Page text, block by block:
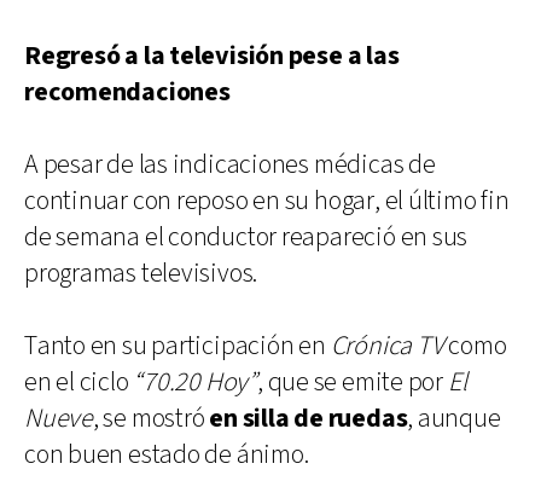
Regresó a la televisión pese a las
recomendaciones
A pesar de las indicaciones médicas de
continuar con reposo en su hogar, el último fin
de semana el conductor reapareció en sus
programas televisivos.
Tanto en su participación en Crónica TVcomo
en el ciclo “70.20 Hoy”, que se emite por El
Nueve, se mostróen silla de ruedas, aunque
con buen estado de ánimo.